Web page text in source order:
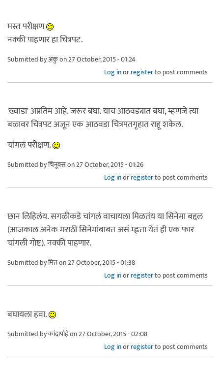
मस्त परीक्षण
नक्की पाहणार हा चित्रपट.
Submitted byअंकुon 27 October, 2015 - 01:24
Log inorregisterto post comments
'ख्वाडा' अप्रतिम आहे. जरूर बघा. याच आठवड्यात बघा, म्हणजे त्या
बळावर चित्रपट अजून एक आठवडा चित्रपतगृहात राहू शकेल.
चांगलं परीक्षण.
Submitted byचिनूक्सon 27 October, 2015 - 01:26
Log inorregisterto post comments
छान लिहिलंय. सगळीकडे चांगलं वाचायला मिळतंय या सिनेमा बद्दल
(आजकाल अनेक मराठी सिनेमांबाबत असं म्ह्णता येतं ही एक फार
चांगली गोष्ट). नक्की पाहणार.
Submitted byमितon 27 October, 2015 - 01:38
Log inorregisterto post comments
बघायला हवा.
Submitted byकांदापोहेon 27 October, 2015 - 02:08
Log inorregisterto post comments